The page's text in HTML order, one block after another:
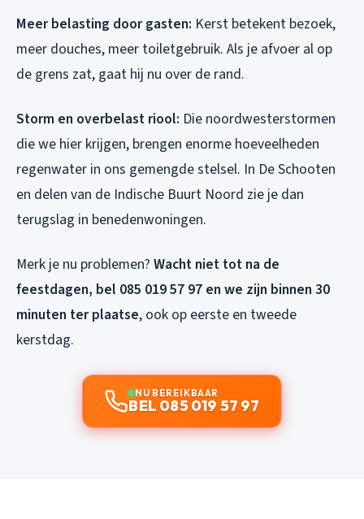
Meer belasting door gasten: Kerst betekent bezoek,
meer douches, meer toiletgebruik. Als je afvoer al op
de grens zat, gaat hij nu over de rand.
Storm en overbelast riool: Die noordwesterstormen
die we hier krijgen, brengen enorme hoeveelheden
regenwater in ons gemengde stelsel. In De Schooten
en delen van de Indische Buurt Noord zie je dan
terugslag in benedenwoningen.
Merk je nu problemen? Wacht niet tot na de
feestdagen, bel 085 019 57 97 en we zijn binnen 30
minuten ter plaatse, ook op eerste en tweede
kerstdag.
NU BEREIKBAAR
BEL 085 019 57 97